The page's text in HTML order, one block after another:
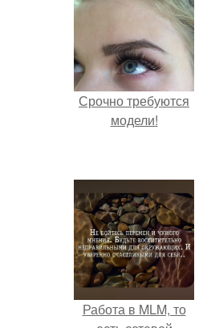
Срочно требуются
модели!
Работа в MLM, то